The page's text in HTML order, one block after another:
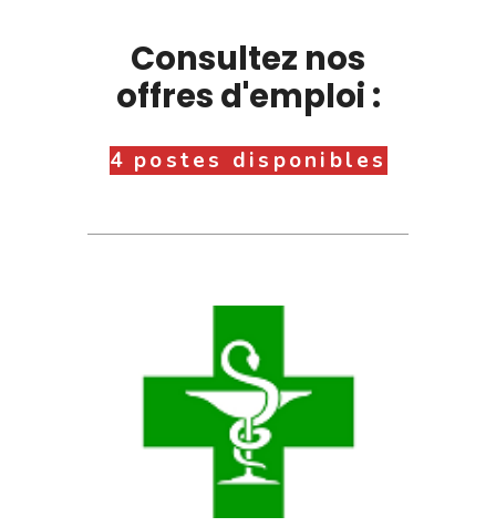
Consultez nos
offres d'emploi :
4 postes disponibles